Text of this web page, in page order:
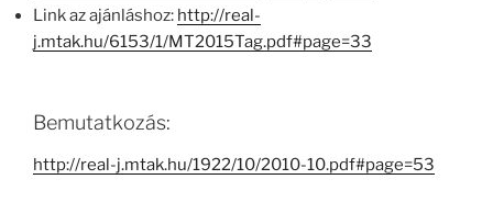
Link az ajánláshoz: http://real-
j.mtak.hu/6153/1/MT2015Tag.pdf#page=33
Bemutatkozás:
http://real-j.mtak.hu/1922/10/2010-10.pdf#page=53